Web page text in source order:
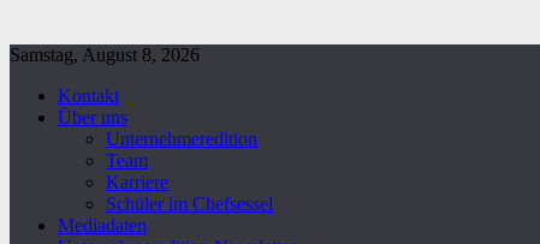
Samstag, August 8, 2026
Kontakt
Über uns
Unternehmeredition
Team
Karriere
Schüler im Chefsessel
Mediadaten